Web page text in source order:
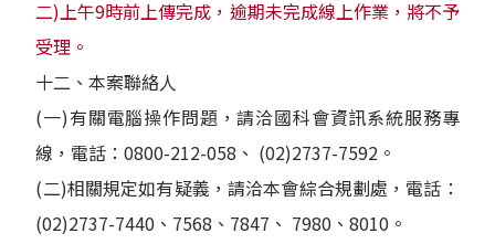
二)上午9時前上傳完成，逾期未完成線上作業，將不予
受理。
十二、本案聯絡人
(一)有關電腦操作問題，請洽國科會資訊系統服務專
線，電話：0800-212-058、 (02)2737-7592。
(二)相關規定如有疑義，請洽本會綜合規劃處，電話：
(02)2737-7440、7568、7847、 7980、8010。